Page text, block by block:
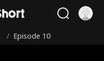
/ Episode 10